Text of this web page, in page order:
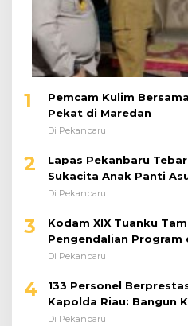
1
Pemcam Kulim
Pekat di Maredan
Di Pekanbaru
2
Lapas Pekanbaru
Sukacita Anak Panti
Bantuan Sosial
Di Pekanbaru
3
Kodam XIX Tuanku
Pengendalian Program
Doktrin TNI AD
Di Pekanbaru
4
133 Personel
Kapolda Riau: Bangun
dengan Karya Nyata
Di Pekanbaru